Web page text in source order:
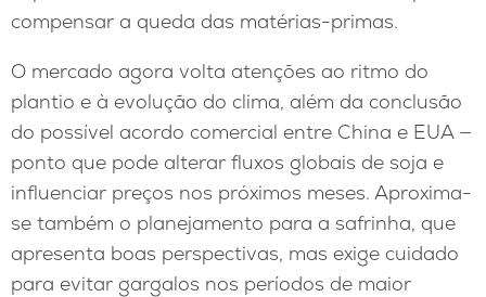
compensar a queda das matérias-primas.
O mercado agora volta atenções ao ritmo do
plantio e à evolução do clima, além da conclusão
do possível acordo comercial entre China e EUA —
ponto que pode alterar fluxos globais de soja e
influenciar preços nos próximos meses. Aproxima-
se também o planejamento para a safrinha, que
apresenta boas perspectivas, mas exige cuidado
para evitar gargalos nos períodos de maior